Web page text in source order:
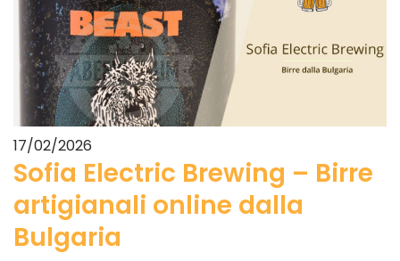
17/02/2026
Sofia Electric Brewing – Birre
artigianali online dalla
Bulgaria